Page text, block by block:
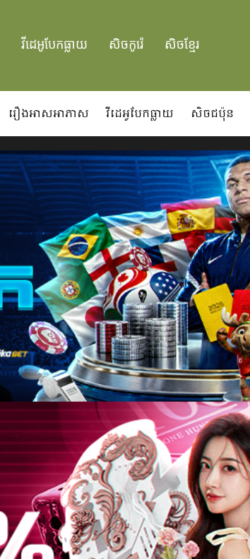
វីដេអូបែកធ្លាយ សិចកូរ៉េ សិចខ្មែរ
រឿងអាសអាភាស វីដេអូបែកធ្លាយ សិចជប៉ុន